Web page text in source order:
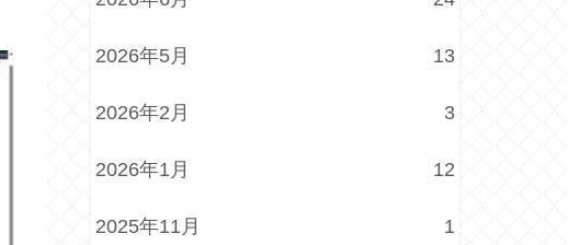
2026年5月 13
2026年2月 3
2026年1月 12
2025年11月 1